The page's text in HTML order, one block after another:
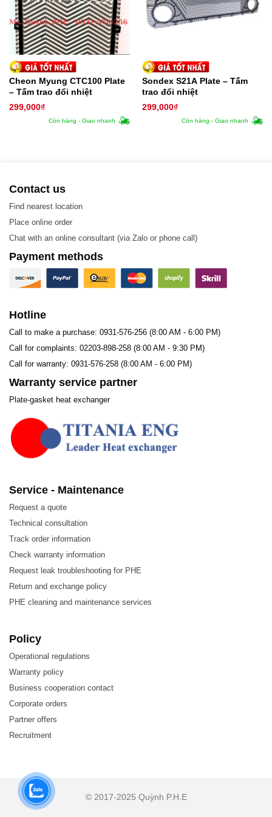
số kĩ thuật của tấm trao đổi nhiệt
Thiết kế tiêu chuẩn của Bộ trao đổi nhiệt Thermowave
Model Thermowave TL650
Cheon Myung CTC100 Plate
– Tấm trao đổi nhiệt
299,000₫
Còn hàng - Giao nhanh
Sondex S21A Plate – Tấm
trao đổi nhiệt
299,000₫
Còn hàng - Giao nhanh
Contact us
Find nearest location
Place online order
Chat with an online consultant (via Zalo or phone call)
Payment methods
Hotline
Call to make a purchase: 0931-576-256 (8:00 AM - 6:00 PM)
Call for complaints: 02203-898-258 (8:00 AM - 9:30 PM)
Call for warranty: 0931-576-258 (8:00 AM - 6:00 PM)
Warranty service partner
Plate-gasket heat exchanger
Service - Maintenance
Request a quote
Technical consultation
Track order information
Check warranty information
Request leak troubleshooting for PHE
Return and exchange policy
PHE cleaning and maintenance services
Policy
Operational regulations
Warranty policy
Business cooperation contact
Corporate orders
Partner offers
Recruitment
© 2017-2025 Quỳnh P.H.E